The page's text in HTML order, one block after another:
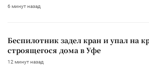
6 минут назад
Беспилотник задел кран и упал на
строящегося дома в Уфе
12 минут назад